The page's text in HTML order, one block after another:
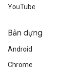
YouTube
Bản dựng
Android
Chrome